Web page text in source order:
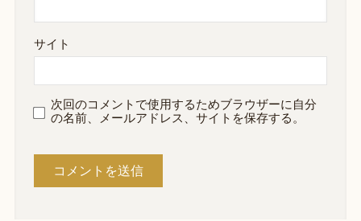
サイト
次回のコメントで使用するためブラウザーに自分
の名前、メールアドレス、サイトを保存する。